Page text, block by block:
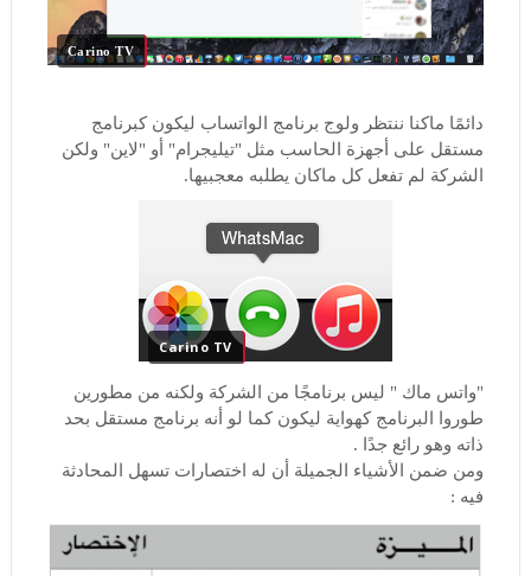
Carino TV
دائمًا ماكنا ننتظر ولوج برنامج الواتساب ليكون كبرنامج
مستقل على أجهزة الحاسب مثل "تيليجرام" أو "لاين" ولكن
الشركة لم تفعل كل ماكان يطلبه معجبيها.
Carino TV
"واتس ماك " ليس برنامجًا من الشركة ولكنه من مطورين
طوروا البرنامج كهواية ليكون كما لو أنه برنامج مستقل بحد
ذاته وهو رائع جدًا .
ومن ضمن الأشياء الجميلة أن له اختصارات تسهل المحادثة
فيه :